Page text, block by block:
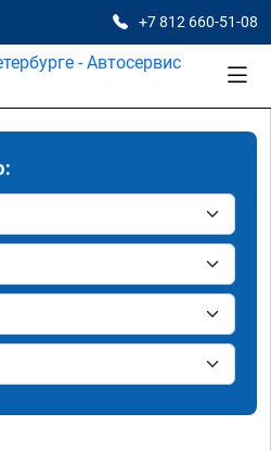
+7 812 660-51-08